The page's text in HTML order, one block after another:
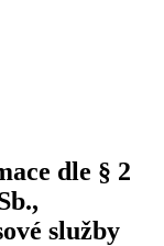
dle § 2
služby